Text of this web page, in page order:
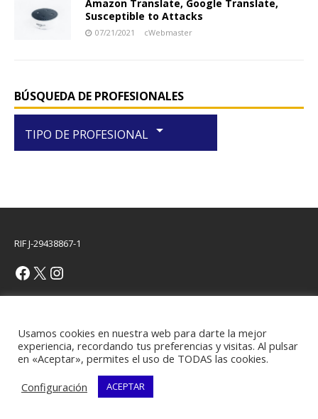
Amazon Translate, Google Translate,
Susceptible to Attacks
07/21/2021 cWebmaster
BÚSQUEDA DE PROFESIONALES
TIPO DE PROFESIONAL arrow_drop_down
RIF J-29438867-1
Usamos cookies en nuestra web para darte la mejor
experiencia, recordando tus preferencias y visitas. Al pulsar
en «Aceptar», permites el uso de TODAS las cookies.
Configuración
ACEPTAR